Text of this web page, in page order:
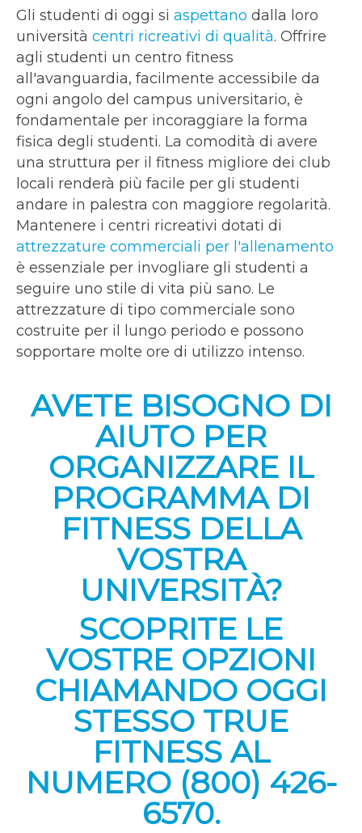
Gli studenti di oggi si aspettano dalla loro
università centri ricreativi di qualità. Offrire
agli studenti un centro fitness
all'avanguardia, facilmente accessibile da
ogni angolo del campus universitario, è
fondamentale per incoraggiare la forma
fisica degli studenti. La comodità di avere
una struttura per il fitness migliore dei club
locali renderà più facile per gli studenti
andare in palestra con maggiore regolarità.
Mantenere i centri ricreativi dotati di
attrezzature commerciali per l'allenamento
è essenziale per invogliare gli studenti a
seguire uno stile di vita più sano. Le
attrezzature di tipo commerciale sono
costruite per il lungo periodo e possono
sopportare molte ore di utilizzo intenso.
AVETE BISOGNO DI
AIUTO PER
ORGANIZZARE IL
PROGRAMMA DI
FITNESS DELLA
VOSTRA
UNIVERSITÀ?
SCOPRITE LE
VOSTRE OPZIONI
CHIAMANDO OGGI
STESSO TRUE
FITNESS AL
NUMERO (800) 426-
6570.